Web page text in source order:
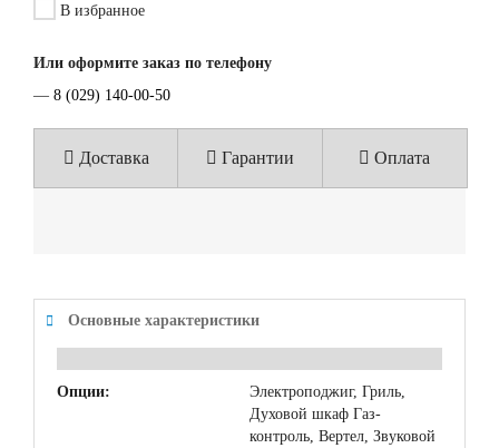
В избранное
Или оформите заказ по телефону
— 8 (029) 140-00-50
Доставка Гарантии Оплата
Основные характеристики
Опции:
Электроподжиг, Гриль,
Духовой шкаф Газ-
контроль, Вертел, Звуковой